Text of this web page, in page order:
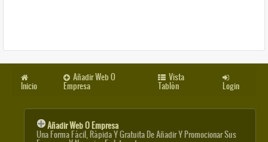
Inicio
Añadir Web O
Empresa
Vista
Tablón Login
Añadir Web O Empresa
Una Forma Fácil, Rápida Y Gratuita De Añadir Y Promocionar Sus